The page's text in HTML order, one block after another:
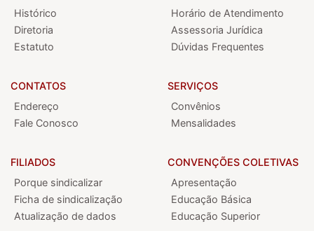
Histórico
Diretoria
Estatuto
CONTATOS
Endereço
Fale Conosco
Horário de Atendimento
Assessoria Jurídica
Dúvidas Frequentes
SERVIÇOS
Convênios
Mensalidades
FILIADOS
Porque sindicalizar
Ficha de sindicalização
Atualização de dados
CONVENÇÕES COLETIVAS
Apresentação
Educação Básica
Educação Superior